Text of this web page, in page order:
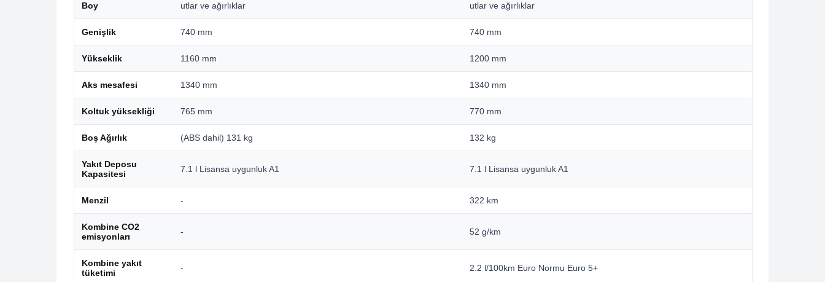
Boy utlar ve ağırlıklar utlar ve ağırlıklar
Genişlik 740 mm 740 mm
Yükseklik 1160 mm 1200 mm
Aks mesafesi 1340 mm 1340 mm
Koltuk yüksekliği 765 mm 770 mm
Boş Ağırlık (ABS dahil) 131 kg 132 kg
Yakıt Deposu
Kapasitesi
7.1 l Lisansa uygunluk A1 7.1 l Lisansa uygunluk A1
Menzil - 322 km
Kombine CO2
emisyonları
- 52 g/km
Kombine yakıt
tüketimi
- 2.2 l/100km Euro Normu Euro 5+